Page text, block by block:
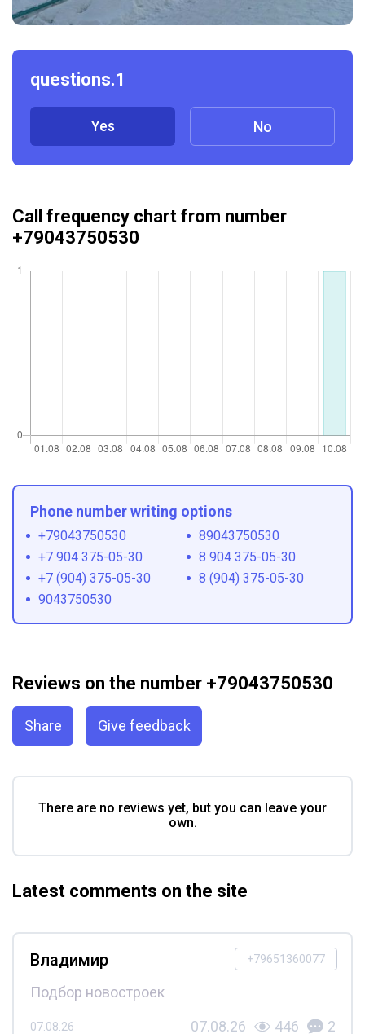
questions.1
Yes No
Call frequency chart from number
+79043750530
Phone number writing options
+79043750530
89043750530
+7 904 375-05-30
8 904 375-05-30
+7 (904) 375-05-30
8 (904) 375-05-30
9043750530
Reviews on the number +79043750530
Share Give feedback
There are no reviews yet, but you can leave your
own.
Latest comments on the site
+79651360077
Владимир
Подбор новостроек
07.08.26 07.08.26 446 2